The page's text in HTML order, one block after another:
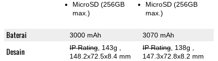
MicroSD (256GB
max.)
MicroSD (256GB
max.)
Baterai 3000 mAh 3070 mAh
Desain IP Rating, 143g
148.2x72.5x8.4 mm
IP Rating, 138g
147.3x72.8x8.2 mm